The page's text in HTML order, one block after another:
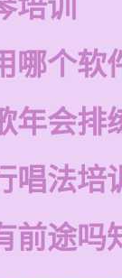
训
哪个软
年会排
唱法培
前途吗